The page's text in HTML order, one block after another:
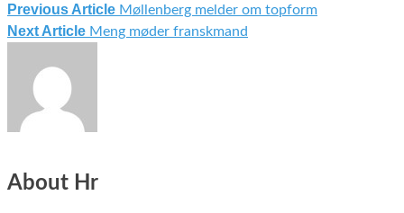
Indlægsnavigation
Previous Article Møllenberg melder om topform
Next Article Meng møder franskmand
About Hr